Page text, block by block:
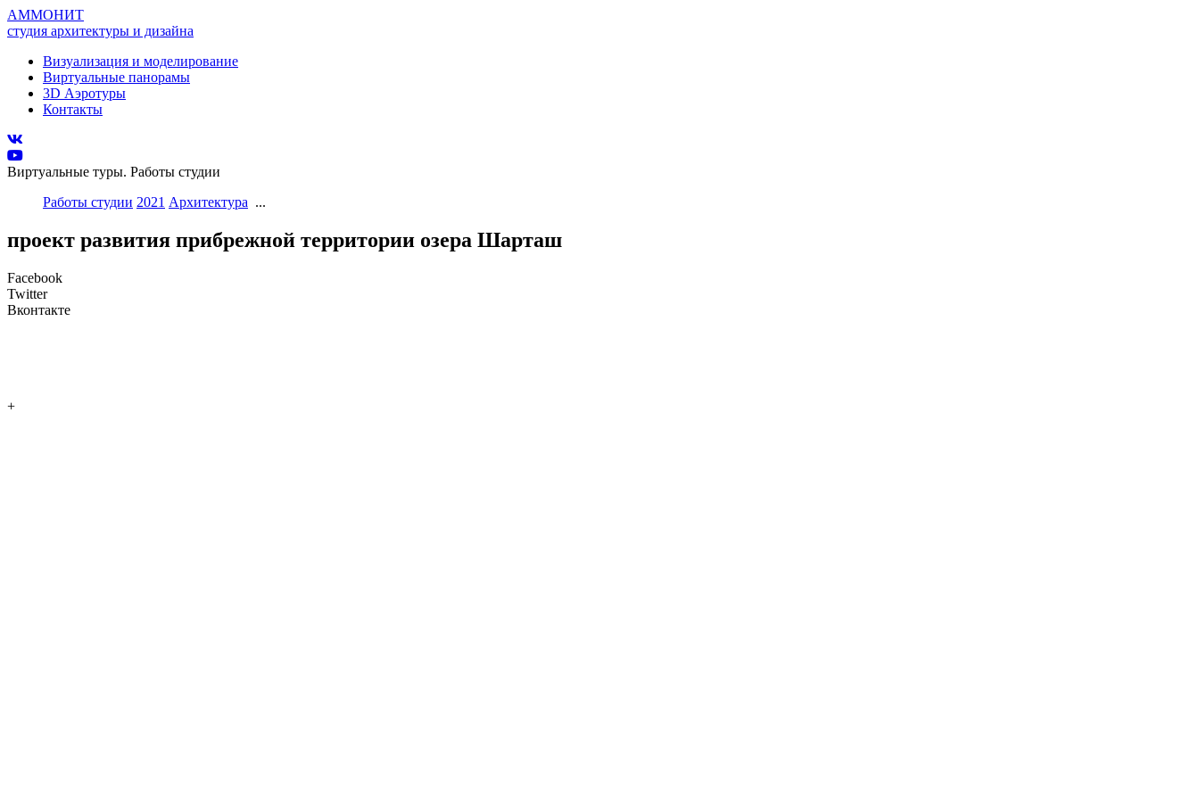
АММОНИТ
студия архитектуры и дизайна
Визуализация и моделирование
Виртуальные панорамы
3D Аэротуры
Контакты
Виртуальные туры. Работы студии
Работы студии 2021 Архитектура ...
проект развития прибрежной территории озера Шарташ
Facebook
Twitter
Вконтакте
+